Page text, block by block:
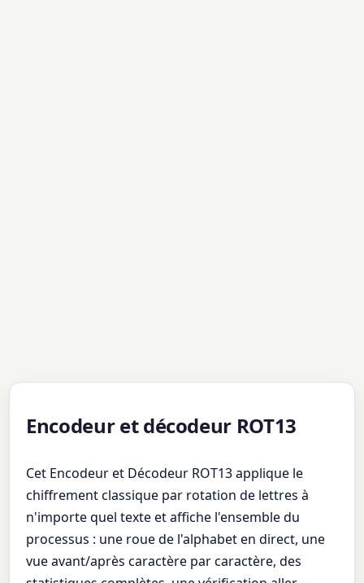
Encodeur et décodeur ROT13
Cet Encodeur et Décodeur ROT13 applique le
chiffrement classique par rotation de lettres à
n'importe quel texte et affiche l'ensemble du
processus : une roue de l'alphabet en direct, une
vue avant/après caractère par caractère, des